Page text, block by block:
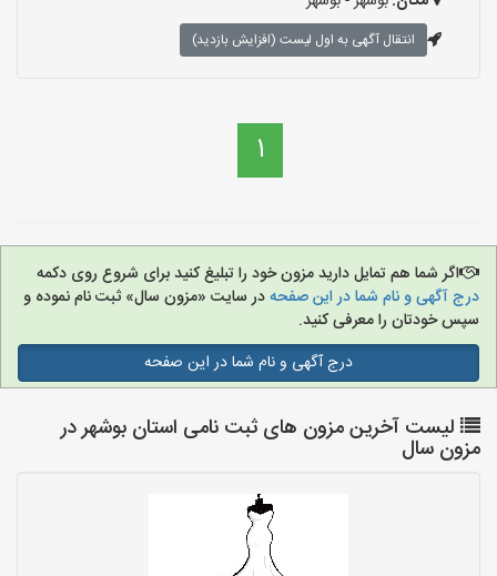
انتقال آگهی به اول لیست (افزایش بازدید)
1
اگر شما هم تمایل دارید مزون خود را تبلیغ کنید برای شروع روی دکمه
درج آگهی و نام شما در این صفحهدر سایت «مزون سال» ثبت نام نموده و
سپس خودتان را معرفی کنید.
درج آگهی و نام شما در این صفحه
لیست آخرین مزون های ثبت نامی استان بوشهر در
مزون سال